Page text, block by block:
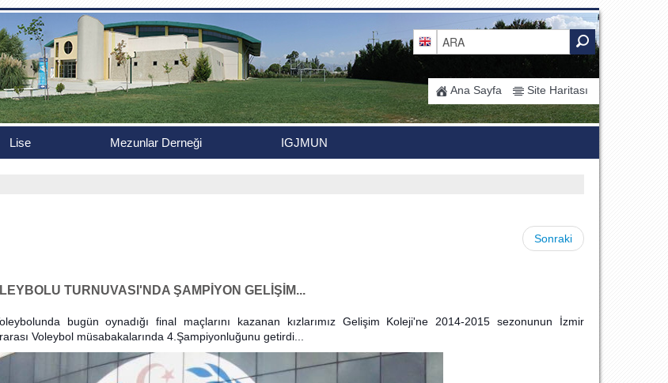
Ana Sayfa Site Haritası
Lise Mezunlar Derneği IGJMUN
Sonraki
TURNUVASI'NDA ŞAMPİYON GELİŞİM...
bugün oynadığı final maçlarını kazanan kızlarımız Gelişim Koleji'ne 2014-2015 sezonunun İzmir
Voleybol müsabakalarında 4.Şampiyonluğunu getirdi...